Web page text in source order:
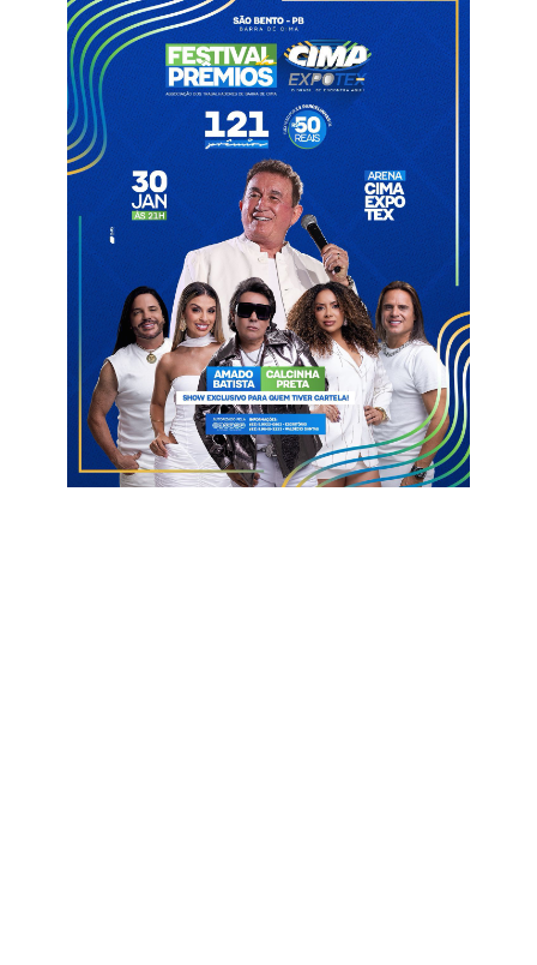
Ver essa foto no Instagram
Estadualizado Hospital de São Bento
Lucas Ribeiro